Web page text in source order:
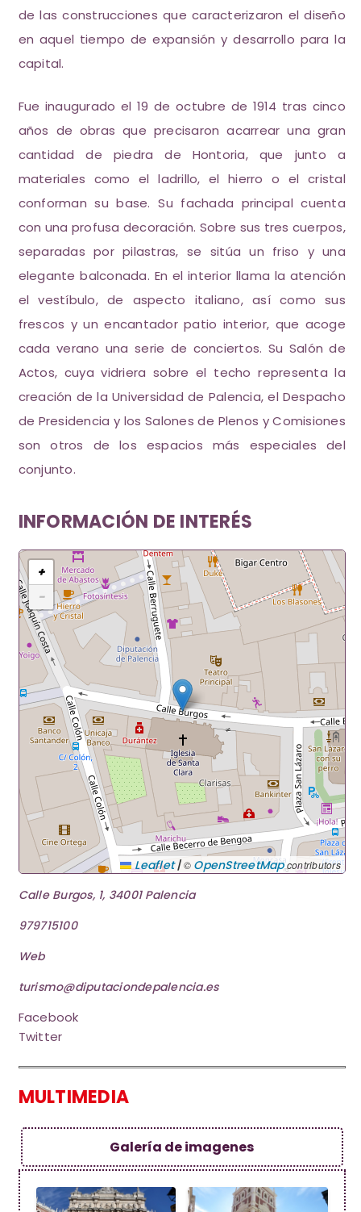
de las construcciones que caracterizaron el diseño
en aquel tiempo de expansión y desarrollo para la
capital.
Fue inaugurado el 19 de octubre de 1914 tras cinco
años de obras que precisaron acarrear una gran
cantidad de piedra de Hontoria, que junto a
materiales como el ladrillo, el hierro o el cristal
conforman su base. Su fachada principal cuenta
con una profusa decoración. Sobre sus tres cuerpos,
separadas por pilastras, se sitúa un friso y una
elegante balconada. En el interior llama la atención
el vestíbulo, de aspecto italiano, así como sus
frescos y un encantador patio interior, que acoge
cada verano una serie de conciertos. Su Salón de
Actos, cuya vidriera sobre el techo representa la
creación de la Universidad de Palencia, el Despacho
de Presidencia y los Salones de Plenos y Comisiones
son otros de los espacios más especiales del
conjunto.
INFORMACIÓN DE INTERÉS
+
−
Leaflet|© OpenStreetMapcontributors
Calle Burgos, 1, 34001 Palencia
979715100
Web
turismo@diputaciondepalencia.es
Facebook
Twitter
MULTIMEDIA
Galería de imagenes